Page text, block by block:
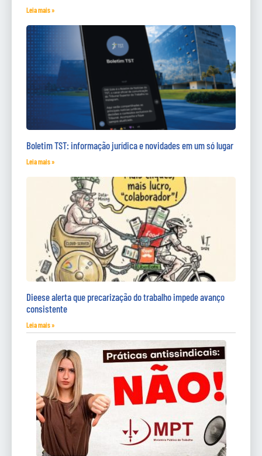
Leia mais »
Boletim TST: informação jurídica e novidades em um só lugar
Leia mais »
Dieese alerta que precarização do trabalho impede avanço
consistente
Leia mais »